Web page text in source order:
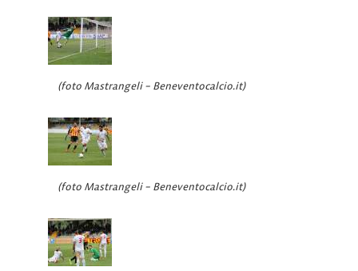
(foto Mastrangeli – Beneventocalcio.it)
(foto Mastrangeli – Beneventocalcio.it)